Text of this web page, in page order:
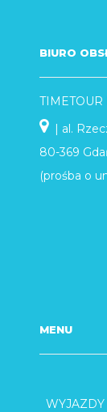
BIURO
| al.
80-369
(prośba o
MENU
WYJAZDY